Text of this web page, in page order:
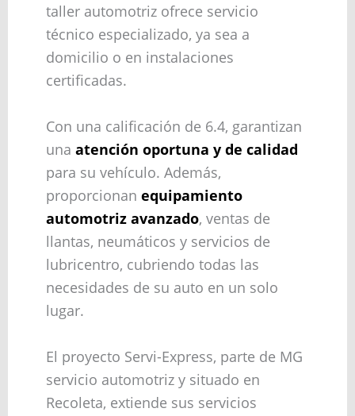
taller automotriz ofrece servicio
técnico especializado, ya sea a
domicilio o en instalaciones
certificadas.
Con una calificación de 6.4, garantizan
una atención oportuna y de calidad
para su vehículo. Además,
proporcionan equipamiento
automotriz avanzado, ventas de
llantas, neumáticos y servicios de
lubricentro, cubriendo todas las
necesidades de su auto en un solo
lugar.
El proyecto Servi-Express, parte de MG
servicio automotriz y situado en
Recoleta, extiende sus servicios